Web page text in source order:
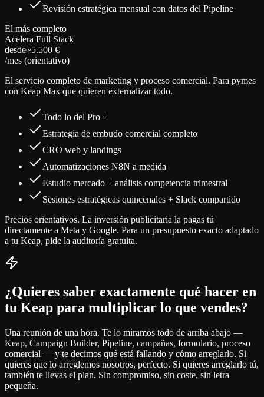
Revisión estratégica mensual con datos del Pipeline
El más completo
Acelera Full Stack
desde~5.500 €
/mes (orientativo)
El servicio completo de marketing y proceso comercial. Para pymes
con Keap Max que quieren externalizar todo.
Todo lo del Pro +
Estrategia de embudo comercial completo
CRO web y landings
Automatizaciones N8N a medida
Estudio mercado + análisis competencia trimestral
Sesiones estratégicas quincenales + Slack compartido
Precios orientativos. La inversión publicitaria la pagas tú
directamente a Meta y Google. Para un presupuesto exacto adaptado
a tu Keap, pide la auditoría gratuita.
¿Quieres saber exactamente qué hacer en
tu Keap para multiplicar lo que vendes?
Una reunión de una hora. Te lo miramos todo de arriba abajo —
Keap, Campaign Builder, Pipeline, campañas, formulario, proceso
comercial — y te decimos qué está fallando y cómo arreglarlo. Si
quieres que lo arreglemos nosotros, perfecto. Si quieres arreglarlo tú,
también te llevas el plan. Sin compromiso, sin coste, sin letra
pequeña.